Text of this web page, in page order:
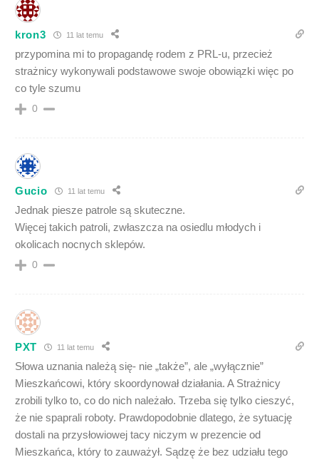
kron3 11 lat temu
przypomina mi to propagandę rodem z PRL-u, przecież
strażnicy wykonywali podstawowe swoje obowiązki więc po
co tyle szumu
0
Gucio 11 lat temu
Jednak piesze patrole są skuteczne.
Więcej takich patroli, zwłaszcza na osiedlu młodych i
okolicach nocnych sklepów.
0
PXT 11 lat temu
Słowa uznania należą się- nie „także”, ale „wyłącznie”
Mieszkańcowi, który skoordynował działania. A Strażnicy
zrobili tylko to, co do nich należało. Trzeba się tylko cieszyć,
że nie spaprali roboty. Prawdopodobnie dlatego, że sytuację
dostali na przysłowiowej tacy niczym w prezencie od
Mieszkańca, który to zauważył. Sądzę że bez udziału tego